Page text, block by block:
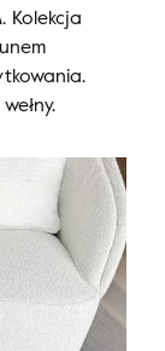
Kolekcja